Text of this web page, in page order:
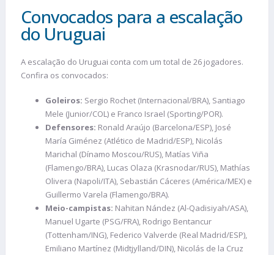
Convocados para a escalação
do Uruguai
A escalação do Uruguai conta com um total de 26 jogadores.
Confira os convocados:
Goleiros: Sergio Rochet (Internacional/BRA), Santiago
Mele (Junior/COL) e Franco Israel (Sporting/POR).
Defensores: Ronald Araújo (Barcelona/ESP), José
María Giménez (Atlético de Madrid/ESP), Nicolás
Marichal (Dínamo Moscou/RUS), Matías Viña
(Flamengo/BRA), Lucas Olaza (Krasnodar/RUS), Mathías
Olivera (Napoli/ITA), Sebastián Cáceres (América/MEX) e
Guillermo Varela (Flamengo/BRA).
Meio-campistas: Nahitan Nández (Al-Qadisiyah/ASA),
Manuel Ugarte (PSG/FRA), Rodrigo Bentancur
(Tottenham/ING), Federico Valverde (Real Madrid/ESP),
Emiliano Martínez (Midtjylland/DIN), Nicolás de la Cruz